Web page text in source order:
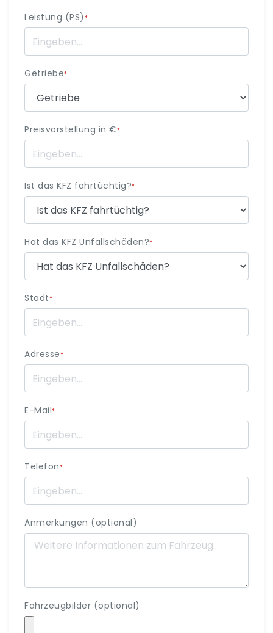
Leistung (PS) *
Getriebe*
Preisvorstellung in €*
Ist das KFZ fahrtüchtig?*
Hat das KFZ Unfallschäden?*
Stadt*
Adresse*
E-Mail*
Telefon*
Anmerkungen (optional)
Fahrzeugbilder (optional)